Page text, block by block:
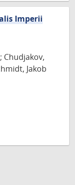
Imperii
Chudjakov,
Jakob